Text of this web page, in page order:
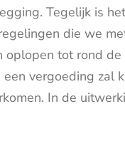
Tegelijk is
die we
tot rond
vergoeding zal
In de